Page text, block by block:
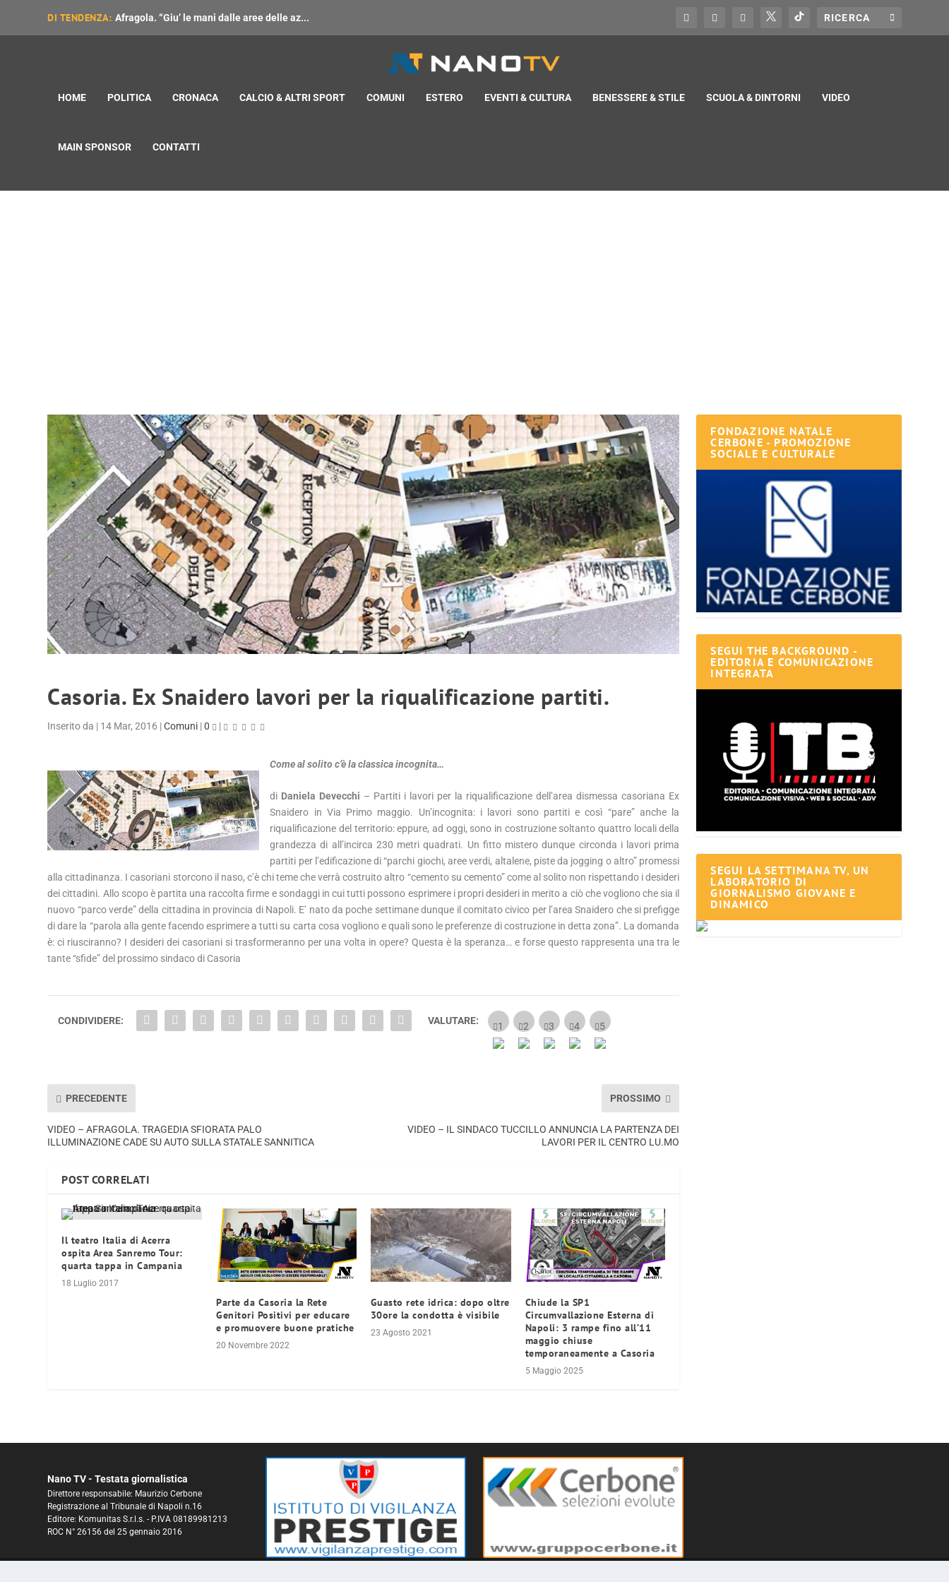
DI TENDENZA: Afragola. “Giu’ le mani dalle aree delle az...
HOME POLITICA CRONACA CALCIO & ALTRI SPORT COMUNI ESTERO EVENTI & CULTURA BENESSERE & STILE SCUOLA & DINTORNI VIDEO
MAIN SPONSOR CONTATTI
Casoria. Ex Snaidero lavori per la riqualificazione partiti.
Inserito da | 14 Mar, 2016 |Comuni |0 |
Come al solito c’è la classica incognita…
di Daniela Devecchi – Partiti i lavori per la riqualificazione dell’area dismessa casoriana Ex
Snaidero in Via Primo maggio. Un’incognita: i lavori sono partiti e così “pare” anche la
riqualificazione del territorio: eppure, ad oggi, sono in costruzione soltanto quattro locali della
grandezza di all’incirca 230 metri quadrati. Un fitto mistero dunque circonda i lavori prima
partiti per l’edificazione di “parchi giochi, aree verdi, altalene, piste da jogging o altro” promessi
alla cittadinanza. I casoriani storcono il naso, c’è chi teme che verrà costruito altro “cemento su cemento” come al solito non rispettando i desideri
dei cittadini. Allo scopo è partita una raccolta firme e sondaggi in cui tutti possono esprimere i propri desideri in merito a ciò che vogliono che sia il
nuovo “parco verde” della cittadina in provincia di Napoli. E’ nato da poche settimane dunque il comitato civico per l’area Snaidero che si prefigge
di dare la “parola alla gente facendo esprimere a tutti su carta cosa vogliono e quali sono le preferenze di costruzione in detta zona”. La domanda
è: ci riusciranno? I desideri dei casoriani si trasformeranno per una volta in opere? Questa è la speranza… e forse questo rappresenta una tra le
tante “sfide” del prossimo sindaco di Casoria
CONDIVIDERE: VALUTARE:
PRECEDENTE
VIDEO – AFRAGOLA. TRAGEDIA SFIORATA PALO
ILLUMINAZIONE CADE SU AUTO SULLA STATALE SANNITICA
PROSSIMO
VIDEO – IL SINDACO TUCCILLO ANNUNCIA LA PARTENZA DEI
LAVORI PER IL CENTRO LU.MO
POST CORRELATI
Il teatro Italia di Acerra
ospita Area Sanremo Tour:
quarta tappa in Campania
18 Luglio 2017
Parte da Casoria la Rete
Genitori Positivi per educare
e promuovere buone pratiche
20 Novembre 2022
Guasto rete idrica: dopo oltre
30ore la condotta è visibile
23 Agosto 2021
Chiude la SP1
Circumvallazione Esterna di
Napoli: 3 rampe fino all’11
maggio chiuse
temporaneamente a Casoria
5 Maggio 2025
FONDAZIONE NATALE
CERBONE - PROMOZIONE
SOCIALE E CULTURALE
SEGUI THE BACKGROUND -
EDITORIA E COMUNICAZIONE
INTEGRATA
SEGUI LA SETTIMANA TV, UN
LABORATORIO DI
GIORNALISMO GIOVANE E
DINAMICO
Nano TV - Testata giornalistica
Direttore responsabile: Maurizio Cerbone
Registrazione al Tribunale di Napoli n.16
Editore: Komunitas S.r.l.s. - P.IVA 08189981213
ROC N° 26156 del 25 gennaio 2016